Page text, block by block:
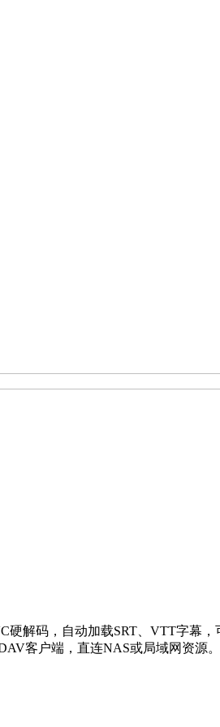
解码，自动加载SRT、VTT字幕
客户端，直连NAS或局域网资源。